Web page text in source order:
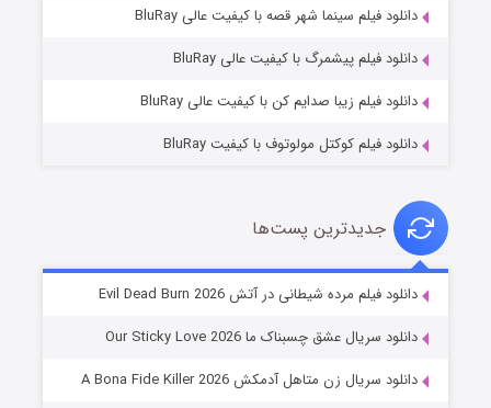
شوهر
دانلود فیلم سینما شهر قصه با کیفیت عالی BluRay
دانلود فیلم پیشمرگ با کیفیت عالی BluRay
دانلود فیلم زیبا صدایم کن با کیفیت عالی BluRay
دانلود فیلم کوکتل مولوتوف با کیفیت BluRay
جدیدترین پست‌ها
دانلود فیلم مرده شیطانی در آتش Evil Dead Burn 2026
دانلود سریال عشق چسبناک ما Our Sticky Love 2026
دانلود سریال زن متاهل آدمکش A Bona Fide Killer 2026